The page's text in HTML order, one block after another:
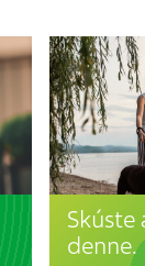
Skúste
denne.